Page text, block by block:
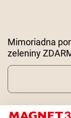
Mimoriadna
zeleniny